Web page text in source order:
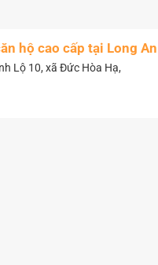
hộ cao cấp tại Long An
Lộ 10, xã Đức Hòa Hạ,